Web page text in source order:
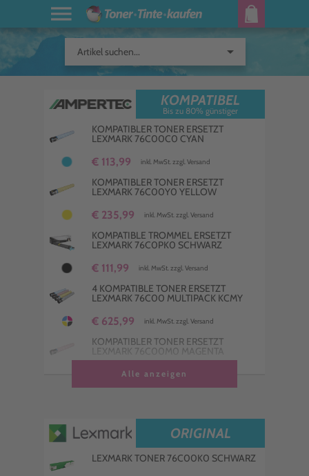
Artikel suchen... arrow_drop_down
KOMPATIBEL
Bis zu 80% günstiger
KOMPATIBLER TONER ERSETZT
LEXMARK 76C00C0 CYAN
€ 113,99 inkl. MwSt. zzgl. Versand
KOMPATIBLER TONER ERSETZT
LEXMARK 76C00Y0 YELLOW
€ 235,99 inkl. MwSt. zzgl. Versand
KOMPATIBLE TROMMEL ERSETZT
LEXMARK 76C0PK0 SCHWARZ
€ 111,99 inkl. MwSt. zzgl. Versand
4 KOMPATIBLE TONER ERSETZT
LEXMARK 76C00 MULTIPACK KCMY
€ 625,99 inkl. MwSt. zzgl. Versand
KOMPATIBLER TONER ERSETZT
LEXMARK 76C00M0 MAGENTA
€ 113,99 inkl. MwSt. zzgl. Versand
€ 230,99 inkl. MwSt. zzgl. Versand
KOMPATIBLE TROMMEL ERSETZT
LEXMARK 76C0PV0 CMY
Alle anzeigen
ORIGINAL
LEXMARK TONER 76C00K0 SCHWARZ